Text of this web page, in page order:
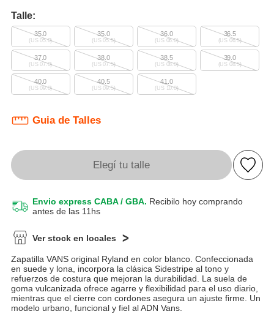
Talle:
35.0
(US 05.0)
35.0
(US 05.5)
36.0
(US 06.0)
36.5
(US 06.5)
37.0
(US 07.0)
38.0
(US 07.5)
38.5
(US 08.0)
39.0
(US 08.5)
40.0
(US 09.0)
40.5
(US 09.5)
41.0
(US 10.0)
Guia de Talles
Elegí tu talle
Envio express CABA / GBA. Recibilo hoy comprando
antes de las 11hs
Ver stock en locales
Zapatilla VANS original Ryland en color blanco. Confeccionada
en suede y lona, incorpora la clásica Sidestripe al tono y
refuerzos de costura que mejoran la durabilidad. La suela de
goma vulcanizada ofrece agarre y flexibilidad para el uso diario,
mientras que el cierre con cordones asegura un ajuste firme. Un
modelo urbano, funcional y fiel al ADN Vans.